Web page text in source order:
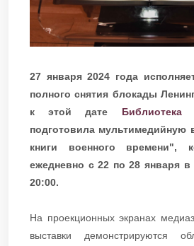
27 января 2024 года
полного снятия блокады
к этой дате
подготовила мультимедийную
книги военного времени",
ежедневно с 22 по 28 января
20:00.
На проекционных экранах
выставки демонстрируются